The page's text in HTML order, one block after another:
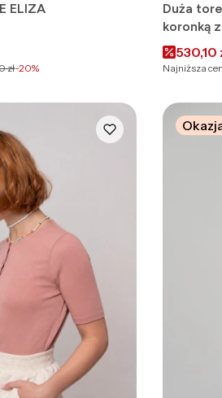
ELIZA
zł-20%
Duża
koronką
BLUECena
530,10
Najniższa